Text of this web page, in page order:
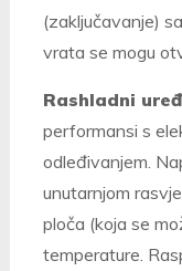
(zaključavanje)
vrata se mogu
Rashladni
performansi s
odleđivanjem.
unutarnjom
ploča (koja se
temperature.